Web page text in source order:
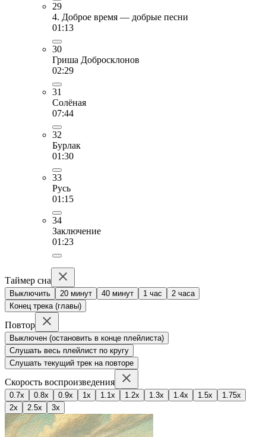
29
4. Доброе время — добрые песни
01:13
30
Гриша Добросклонов
02:29
31
Солёная
07:44
32
Бурлак
01:30
33
Русь
01:15
34
Заключение
01:23
Таймер сна
Выключить 20 минут 40 минут 1 час
2 часа
Конец трека (главы)
Повтор
Выключен (остановить в конце плейлиста)
Слушать весь плейлист по кругу
Слушать текущий трек на повторе
Скорость воспроизведения
0.7x 0.8x 0.9x 1x 1.1x 1.2x 1.3x 1.4x 1.5x
1.75x
2x
2.5x 3x